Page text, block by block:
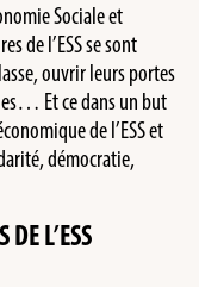
Sociale et
de l’ESS se sont
ouvrir leurs portes
Et ce dans un but
de l’ESS et
démocratie,
L’ESS